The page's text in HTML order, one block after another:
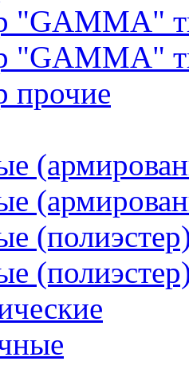
"GAMMA"
"GAMMA"
прочие